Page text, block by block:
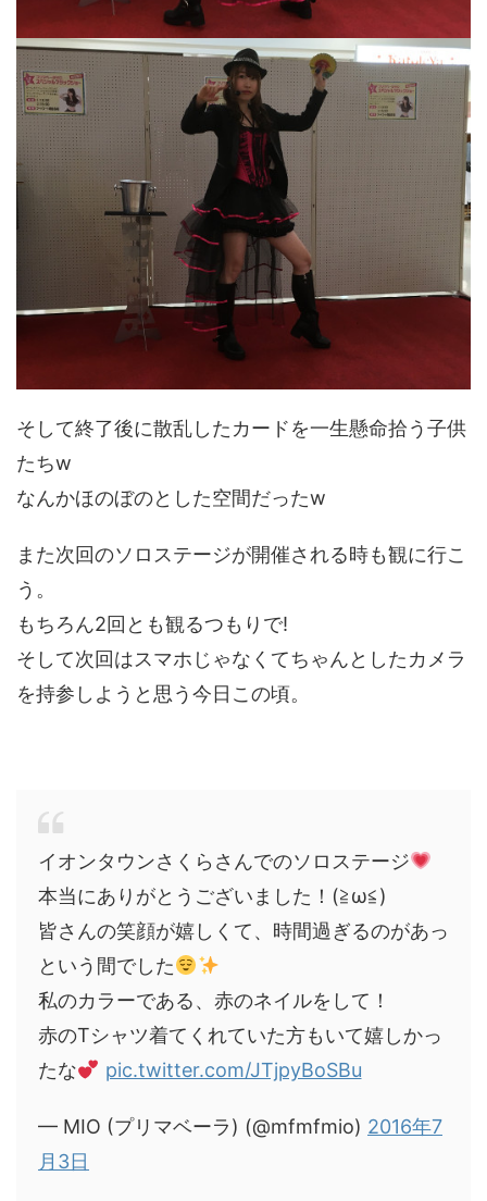
そして終了後に散乱したカードを一生懸命拾う子供
たちw
なんかほのぼのとした空間だったw
また次回のソロステージが開催される時も観に行こ
う。
もちろん2回とも観るつもりで!
そして次回はスマホじゃなくてちゃんとしたカメラ
を持参しようと思う今日この頃。
イオンタウンさくらさんでのソロステージ
本当にありがとうございました！(≧ω≦)
皆さんの笑顔が嬉しくて、時間過ぎるのがあっ
という間でした
私のカラーである、赤のネイルをして！
赤のTシャツ着てくれていた方もいて嬉しかっ
たな
pic.twitter.com/JTjpyBoSBu
— MIO (プリマベーラ) (@mfmfmio) 2016年7
月3日